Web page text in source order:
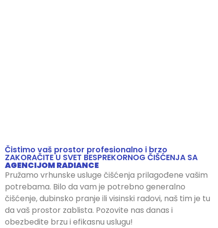
Čistimo vaš prostor profesionalno i brzo
ZAKORAČITE U SVET BESPREKORNOG ČIŠĆENJA SA
AGENCIJOM RADIANCE
Pružamo vrhunske usluge čišćenja prilagođene vašim
potrebama. Bilo da vam je potrebno generalno
čišćenje, dubinsko pranje ili visinski radovi, naš tim je tu
da vaš prostor zablista. Pozovite nas danas i
obezbedite brzu i efikasnu uslugu!